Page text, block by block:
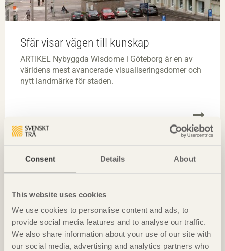
Consent Details About
This website uses cookies
We use cookies to personalise content and ads, to
provide social media features and to analyse our traffic.
We also share information about your use of our site with
our social media, advertising and analytics partners who
Sfär visar vägen till kunskap
ARTIKEL Nybyggda Wisdome i Göteborg är en av
världens mest avancerade visualiseringsdomer och
nytt landmärke för staden.